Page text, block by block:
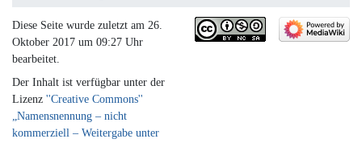
Diese Seite wurde zuletzt am 26.
Oktober 2017 um 09:27 Uhr
bearbeitet.
Der Inhalt ist verfügbar unter der
Lizenz ''Creative Commons''
„Namensnennung – nicht
kommerziell – Weitergabe unter